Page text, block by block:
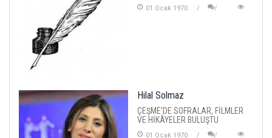
01 Ocak 1970
Hilal Solmaz
ÇEŞME'DE SOFRALAR, FİLMLER
VE HİKÂYELER BULUŞTU
01 Ocak 1970